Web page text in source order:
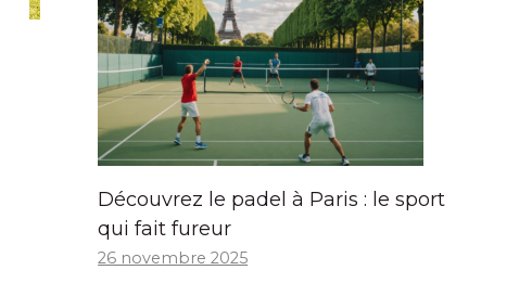
Découvrez le padel à Paris : le sport
qui fait fureur
26 novembre 2025